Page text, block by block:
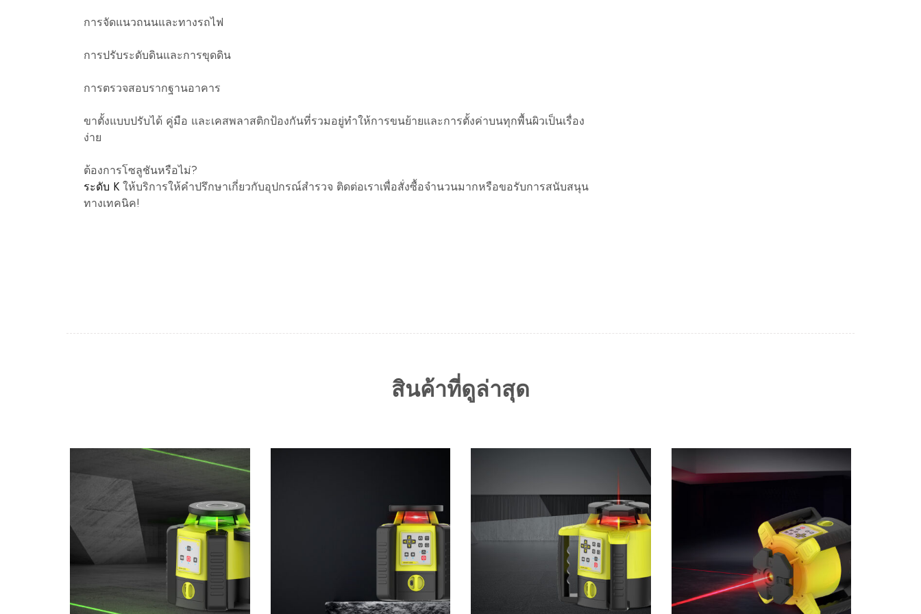
การจัดแนวถนนและทางรถไฟ
การปรับระดับดินและการขุดดิน
การตรวจสอบรากฐานอาคาร
ขาตั้งแบบปรับได้ คู่มือ และเคสพลาสติกป้องกันที่รวมอยู่ทำให้การขนย้ายและการตั้งค่าบนทุกพื้นผิวเป็นเรื่อง
ง่าย
ต้องการโซลูชันหรือไม่?
ระดับ K ให้บริการให้คำปรึกษาเกี่ยวกับอุปกรณ์สำรวจ ติดต่อเราเพื่อสั่งซื้อจำนวนมากหรือขอรับการสนับสนุน
ทางเทคนิค!
สินค้าที่ดูล่าสุด